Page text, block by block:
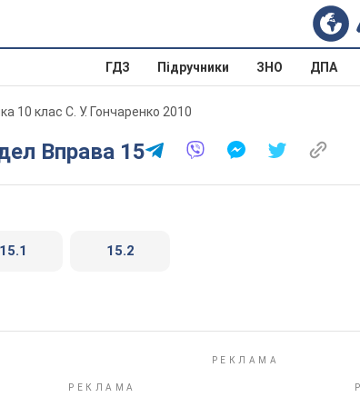
ГДЗ Підручники ЗНО ДПА
10 клас С. У. Гончаренко 2010
Вправа 15
15.1 15.2